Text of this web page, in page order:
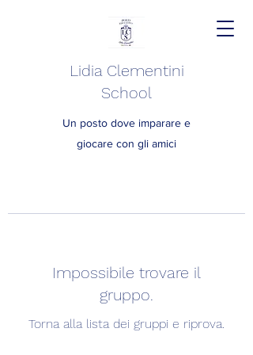
Lidia Clementini
School
Un posto dove imparare e
giocare con gli amici
Impossibile trovare il
gruppo.
Torna alla lista dei gruppi e riprova.